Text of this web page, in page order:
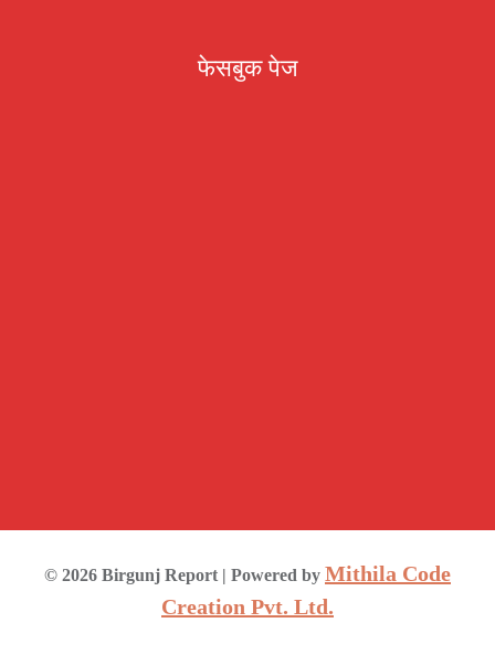
फेसबुक पेज
© 2026 Birgunj Report | Powered by Mithila Code
Creation Pvt. Ltd.